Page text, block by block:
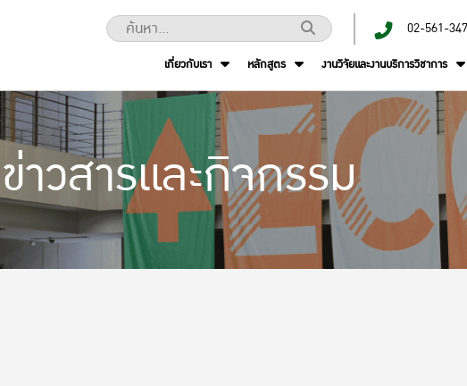
02-561-
เกี่ยวกับเรา
หลักสูตร งานวิจัยและงานบริการวิชาการ
ข่าวสารและกิจกรรม